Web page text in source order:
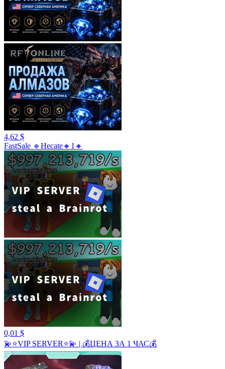
4,62 $
FastSale 🔹Hecate🔸1🔸
0,01 $
💫⭐️VIP SERVER⭐️💫 | 💰ЦЕНА ЗА 1 ЧАС💰